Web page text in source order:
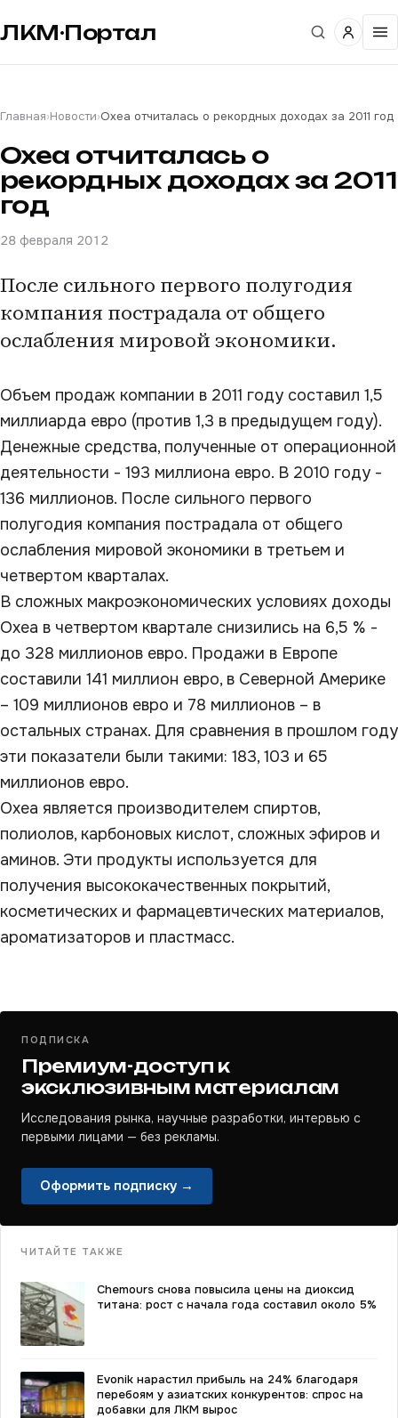
ЛКМ·Портал
Главная›Новости›Oxea отчиталась о рекордных доходах за 2011 год
Oxea отчиталась о
рекордных доходах за 2011
год
28 февраля 2012
После сильного первого полугодия
компания пострадала от общего
ослабления мировой экономики.
Объем продаж компании в 2011 году составил 1,5
миллиарда евро (против 1,3 в предыдущем году).
Денежные средства, полученные от операционной
деятельности - 193 миллиона евро. В 2010 году -
136 миллионов. После сильного первого
полугодия компания пострадала от общего
ослабления мировой экономики в третьем и
четвертом кварталах.
В сложных макроэкономических условиях доходы
Oxea в четвертом квартале снизились на 6,5 % -
до 328 миллионов евро. Продажи в Европе
составили 141 миллион евро, в Северной Америке
– 109 миллионов евро и 78 миллионов – в
остальных странах. Для сравнения в прошлом году
эти показатели были такими: 183, 103 и 65
миллионов евро.
Oxea является производителем спиртов,
полиолов, карбоновых кислот, сложных эфиров и
аминов. Эти продукты используется для
получения высококачественных покрытий,
косметических и фармацевтических материалов,
ароматизаторов и пластмасс.
ПОДПИСКА
Премиум-доступ к
эксклюзивным материалам
Исследования рынка, научные разработки, интервью с
первыми лицами — без рекламы.
Оформить подписку →
ЧИТАЙТЕ ТАКЖЕ
Chemours снова повысила цены на диоксид
титана: рост с начала года составил около 5%
Evonik нарастил прибыль на 24% благодаря
перебоям у азиатских конкурентов: спрос на
добавки для ЛКМ вырос